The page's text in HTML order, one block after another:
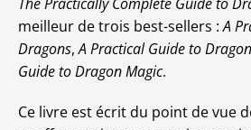
meilleur de trois best-sellers :A
Dragons,A Practical Guide to
Guide to Dragon Magic.
Ce livre est écrit du point de vue